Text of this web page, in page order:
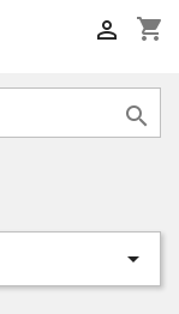
shopping_cart


